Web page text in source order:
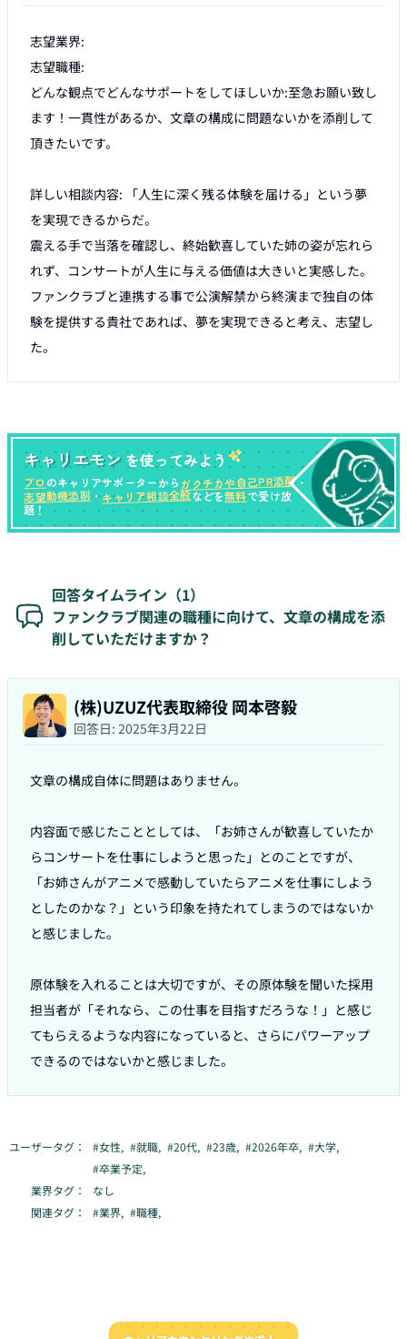
志望業界:
志望職種:
どんな観点でどんなサポートをしてほしいか:至急お願い致し
ます！一貫性があるか、文章の構成に問題ないかを添削して
頂きたいです。
詳しい相談内容: 「人生に深く残る体験を届ける」という夢
を実現できるからだ。
震える手で当落を確認し、終始歓喜していた姉の姿が忘れら
れず、コンサートが人生に与える価値は大きいと実感した。
ファンクラブと連携する事で公演解禁から終演まで独自の体
験を提供する貴社であれば、夢を実現できると考え、志望し
キャリエモン を使ってみよう
プロ のキャリアサポーターからガクチカや自己PR添削・
志望動機添削 ・キャリア相談全般などを無料で受け放
題！
回答タイムライン（1）
ファンクラブ関連の職種に向けて、文章の構成を添
削していただけますか？
(株)UZUZ代表取締役 岡本啓毅
回答日: 2025年3月22日
文章の構成自体に問題はありません。
内容面で感じたこととしては、「お姉さんが歓喜していたか
らコンサートを仕事にしようと思った」とのことですが、
「お姉さんがアニメで感動していたらアニメを仕事にしよう
としたのかな？」という印象を持たれてしまうのではないか
と感じました。
原体験を入れることは大切ですが、その原体験を聞いた採用
担当者が「それなら、この仕事を目指すだろうな！」と感じ
てもらえるような内容になっていると、さらにパワーアップ
できるのではないかと感じました。
ユーザータグ： #女性, #就職, #20代, #23歳, #2026年卒, #大学,
#卒業予定,
業界タグ：
なし
関連タグ：
#業界, #職種,